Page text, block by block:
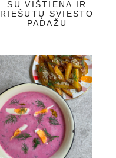
SU VIŠTIENA IR
RIEŠUTŲ SVIESTO
PADAŽU